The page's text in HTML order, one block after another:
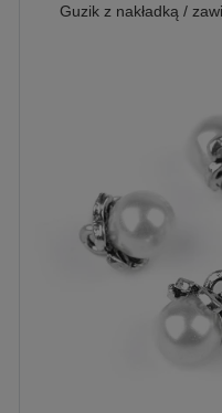
Guzik z nakładką /